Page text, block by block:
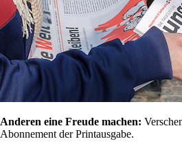
Anderen eine Freude machen:
Abonnement der Printausgabe.